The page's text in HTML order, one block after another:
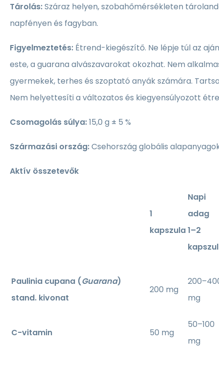
Tárolás:Száraz helyen, szobahőmérsékleten
napfényen és fagyban.
Figyelmeztetés: Étrend-kiegészítő. Ne lépje túl az
este, a guarana alvászavarokat okozhat. Nem
gyermekek, terhes és szoptató anyák számára.
Nem helyettesíti a változatos és kiegyensúlyozott
Csomagolás súlya:15,0 g ± 5 %
Származási ország:Csehország globális
Aktív összetevők
1
kapszula
Napi
adag
1–2
Paulinia cupana (Guarana)
stand. kivonat
200 mg
mg
C-vitamin 50 mg
50–100
mg